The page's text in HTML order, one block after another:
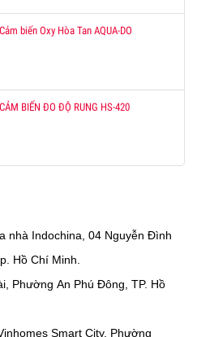
Cảm biến Oxy Hòa Tan AQUA-DO
CẢM BIẾN ĐO ĐỘ RUNG HS-420
nhà Indochina, 04 Nguyễn Đình
Hồ Chí Minh.
Phường An Phú Đông, TP. Hồ
Smart City, Phường